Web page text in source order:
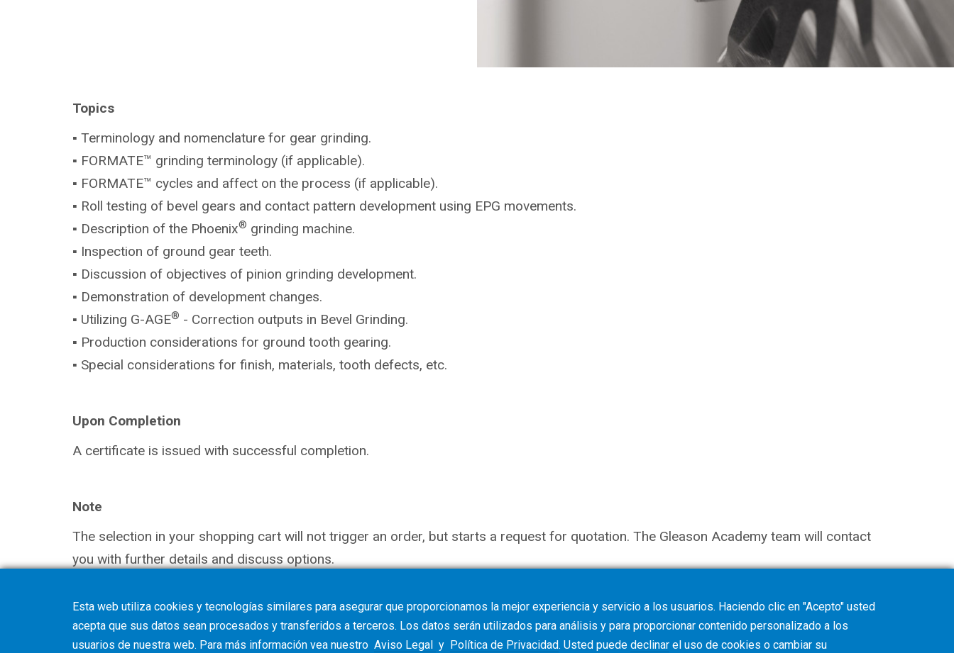
Topics
▪ Terminology and nomenclature for gear grinding.
▪ FORMATE™ grinding terminology (if applicable).
▪ FORMATE™ cycles and affect on the process (if applicable).
▪ Roll testing of bevel gears and contact pattern development using EPG movements.
▪ Description of the Phoenix® grinding machine.
▪ Inspection of ground gear teeth.
▪ Discussion of objectives of pinion grinding development.
▪ Demonstration of development changes.
▪ Utilizing G-AGE® - Correction outputs in Bevel Grinding.
▪ Production considerations for ground tooth gearing.
▪ Special considerations for finish, materials, tooth defects, etc.
Upon Completion
A certificate is issued with successful completion.
Note
The selection in your shopping cart will not trigger an order, but starts a request for quotation. The Gleason Academy team will contact
you with further details and discuss options.
Esta web utiliza cookies y tecnologías similares para asegurar que proporcionamos la mejor experiencia y servicio a los usuarios. Haciendo clic en "Acepto" usted
acepta que sus datos sean procesados y transferidos a terceros. Los datos serán utilizados para análisis y para proporcionar contenido personalizado a los
usuarios de nuestra web. Para más información vea nuestro Aviso Legal y Política de Privacidad. Usted puede declinar el uso de cookies o cambiar su